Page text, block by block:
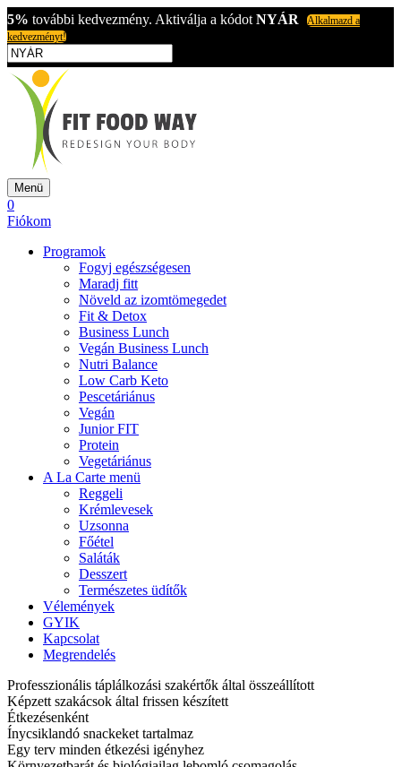
5% további kedvezmény. Aktiválja a kódot NYÁR
Alkalmazd a
kedvezményt!
Menü
0
Fiókom
Programok
Fogyj egészségesen
Maradj fitt
Növeld az izomtömegedet
Fit & Detox
Business Lunch
Vegán Business Lunch
Nutri Balance
Low Carb Keto
Pescetáriánus
Vegán
Junior FIT
Protein
Vegetáriánus
A La Carte menü
Reggeli
Krémlevesek
Uzsonna
Főétel
Saláták
Desszert
Természetes üdítők
Vélemények
GYIK
Kapcsolat
Megrendelés
Professzionális táplálkozási szakértők által összeállított
Képzett szakácsok által frissen készített
Étkezésenként
Ínycsiklandó snackeket tartalmaz
Egy terv minden étkezési igényhez